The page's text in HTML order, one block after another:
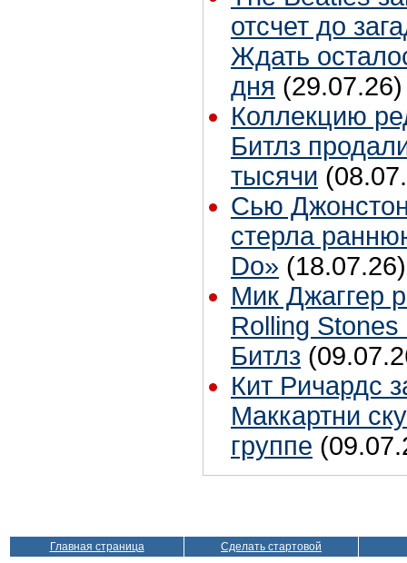
отсчет до
Ждать
дня (29.07.26)
Коллекцию
Битлз
тысячи
Сью
стерла
Do» (18.07.26)
Мик Джаггер
Rolling Stones
Битлз
Кит Ричардс
Маккартни
группе
Главная страница Сделать стартовой